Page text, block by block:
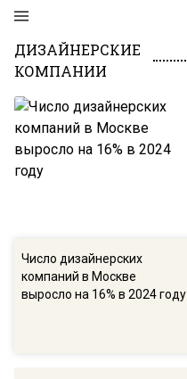
ДИЗАЙНЕРСКИЕ
КОМПАНИИ
Число дизайнерских
компаний в Москве
выросло на 16% в 2024 году